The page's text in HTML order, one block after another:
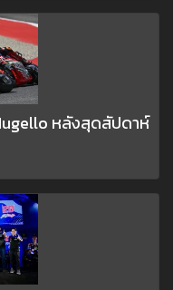
หลังสุดสัปดาห์